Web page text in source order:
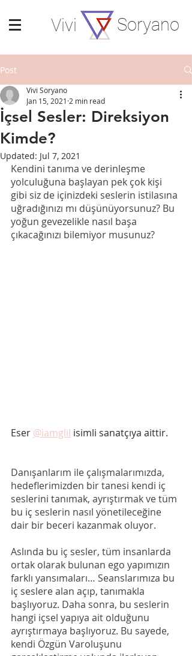
Vivi Soryano
Post
İçsel Sesler: Direksiyon
Kimde?
Vivi Soryano
Jan 15, 2021 2 min read
Updated: Jul 7, 2021
Kendini tanıma ve derinleşme
yolculuğuna başlayan pek çok kişi
gibi siz de içinizdeki seslerin istilasına
uğradığınızı mı düşünüyorsunuz? Bu
yoğun gevezelikle nasıl başa
çıkacağınızı bilemiyor musunuz?
Eser @iamglil isimli sanatçıya aittir.
Danışanlarım ile çalışmalarımızda,
hedeflerimizden bir tanesi kendi iç
seslerini tanımak, ayrıştırmak ve tüm
bu iç seslerin nasıl yönetileceğine
dair bir beceri kazanmak oluyor.
Aslında bu iç sesler, tüm insanlarda
ortak olarak bulunan ego yapımızın
farklı yansımaları… Seanslarımıza bu
iç seslere alan açıp, tanımakla
başlıyoruz. Daha sonra, bu seslerin
hangi içsel yapıya ait olduğunu
ayrıştırmaya başlıyoruz. Bu sayede,
kendi Özgün Varoluşunu